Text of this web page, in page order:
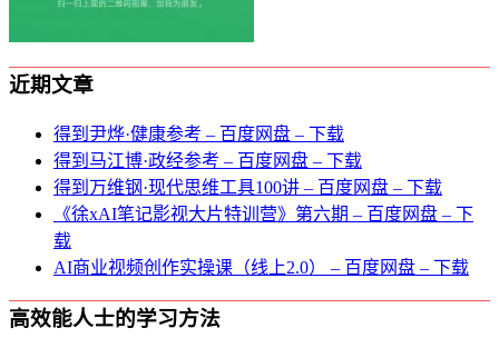
近期文章
得到尹烨·健康参考 – 百度网盘 – 下载
得到马江博·政经参考 – 百度网盘 – 下载
得到万维钢·现代思维⼯具100讲 – 百度网盘 – 下载
《徐xAI笔记影视大片特训营》第六期 – 百度网盘 – 下
载
AI商业视频创作实操课（线上2.0） – 百度网盘 – 下载
高效能人士的学习方法